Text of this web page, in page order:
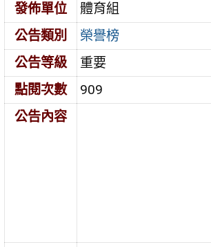
發佈單位
體育組
公告類別
榮譽榜
公告等級
重要
點閱次數
909
公告內容